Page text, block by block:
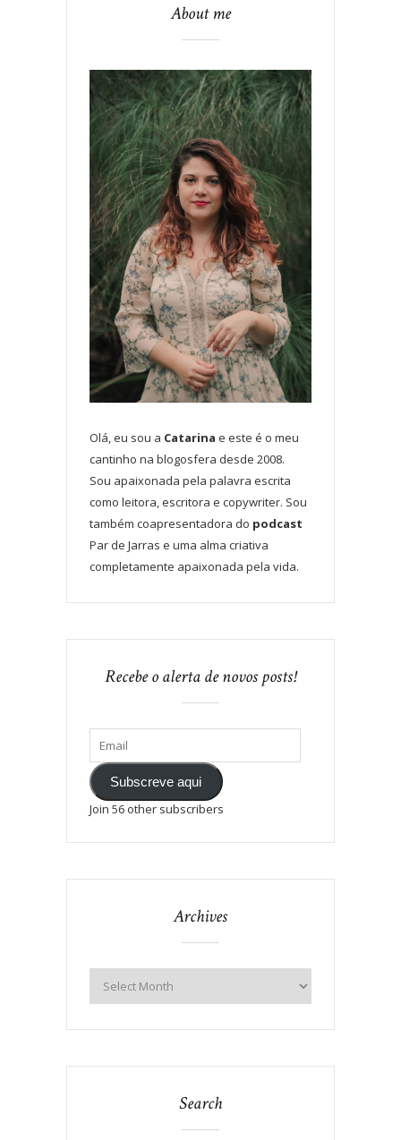
About me
Olá, eu sou a Catarina e este é o meu
cantinho na blogosfera desde 2008.
Sou apaixonada pela palavra escrita
como leitora, escritora e copywriter. Sou
também coapresentadora do podcast
Par de Jarras e uma alma criativa
completamente apaixonada pela vida.
Recebe o alerta de novos posts!
Subscreve aqui
Join 56 other subscribers
Archives
Search